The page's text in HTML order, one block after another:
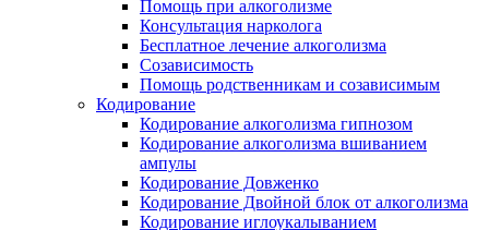
Помощь при алкоголизме
Консультация нарколога
Бесплатное лечение алкоголизма
Созависимость
Помощь родственникам и созависимым
Кодирование
Кодирование алкоголизма гипнозом
Кодирование алкоголизма вшиванием
ампулы
Кодирование Довженко
Кодирование Двойной блок от алкоголизма
Кодирование иглоукалыванием